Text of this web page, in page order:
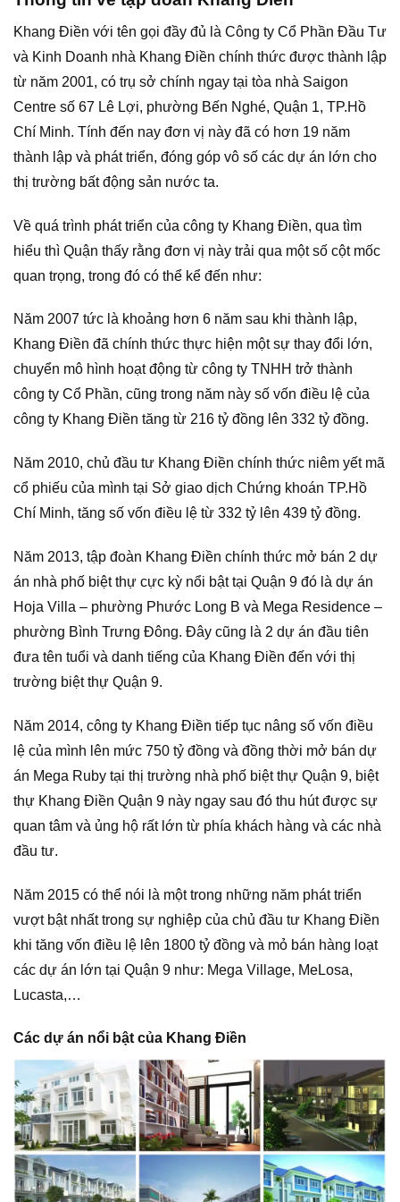
Khang Điền với tên gọi đầy đủ là Công ty Cổ Phần Đầu Tư
và Kinh Doanh nhà Khang Điền chính thức được thành lập
từ năm 2001, có trụ sở chính ngay tại tòa nhà Saigon
Centre số 67 Lê Lợi, phường Bến Nghé, Quận 1, TP.Hồ
Chí Minh. Tính đến nay đơn vị này đã có hơn 19 năm
thành lập và phát triển, đóng góp vô số các dự án lớn cho
thị trường bất động sản nước ta.
Về quá trình phát triển của công ty Khang Điền, qua tìm
hiểu thì Quận thấy rằng đơn vị này trải qua một số cột mốc
quan trọng, trong đó có thể kể đến như:
Năm 2007 tức là khoảng hơn 6 năm sau khi thành lập,
Khang Điền đã chính thức thực hiện một sự thay đổi lớn,
chuyển mô hình hoạt động từ công ty TNHH trở thành
công ty Cổ Phần, cũng trong năm này số vốn điều lệ của
công ty Khang Điền tăng từ 216 tỷ đồng lên 332 tỷ đồng.
Năm 2010, chủ đầu tư Khang Điền chính thức niêm yết mã
cổ phiếu của mình tại Sở giao dịch Chứng khoán TP.Hồ
Chí Minh, tăng số vốn điều lệ từ 332 tỷ lên 439 tỷ đồng.
Năm 2013, tập đoàn Khang Điền chính thức mở bán 2 dự
án nhà phố biệt thự cực kỳ nổi bật tại Quận 9 đó là dự án
Hoja Villa – phường Phước Long B và Mega Residence –
phường Bình Trưng Đông. Đây cũng là 2 dự án đầu tiên
đưa tên tuổi và danh tiếng của Khang Điền đến với thị
trường biệt thự Quận 9.
Năm 2014, công ty Khang Điền tiếp tục nâng số vốn điều
lệ của mình lên mức 750 tỷ đồng và đồng thời mở bán dự
án Mega Ruby tại thị trường nhà phố biệt thự Quận 9, biệt
thự Khang Điền Quận 9 này ngay sau đó thu hút được sự
quan tâm và ủng hộ rất lớn từ phía khách hàng và các nhà
đầu tư.
Năm 2015 có thể nói là một trong những năm phát triển
vượt bật nhất trong sự nghiệp của chủ đầu tư Khang Điền
khi tăng vốn điều lệ lên 1800 tỷ đồng và mỏ bán hàng loạt
các dự án lớn tại Quận 9 như: Mega Village, MeLosa,
Lucasta,…
Các dự án nổi bật của Khang Điền